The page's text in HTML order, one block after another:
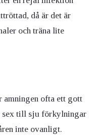
då är det är
och träna lite
amningen ofta ett gott
sex till sju förkylningar
inte ovanligt.